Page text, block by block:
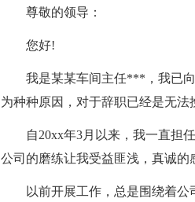
尊敬的领导：
您好!
我是某某车间主任***，我已
为种种原因，对于辞职已经是无法
自20xx年3月以来，我一直担
公司的磨练让我受益匪浅，真诚的
以前开展工作，总是围绕着